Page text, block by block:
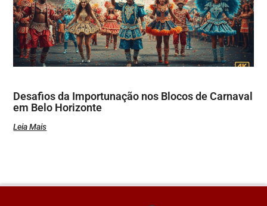
Desafios da Importunação nos Blocos de Carnaval
em Belo Horizonte
Leia Mais